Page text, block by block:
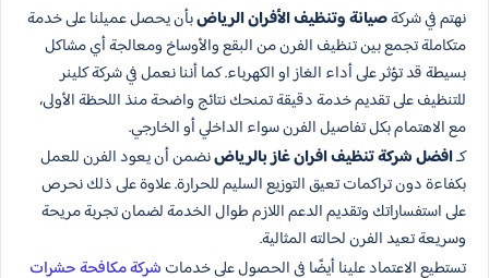
نهتم في شركةصيانة وتنظيف الأفران الرياضبأن يحصل عميلنا على خدمة
متكاملة تجمع بين تنظيف الفرن من البقع والأوساخ ومعالجة أي مشاكل
بسيطة قد تؤثر على أداء الغاز او الكهرباء. كما أننا نعمل في شركة كلينر
للتنظيف على تقديم خدمة دقيقة تمنحك نتائج واضحة منذ اللحظة الأولى،
مع الاهتمام بكل تفاصيل الفرن سواء الداخلي أو الخارجي.
كـافضل شركة تنظيف افران غاز بالرياضنضمن أن يعود الفرن للعمل
بكفاءة دون تراكمات تعيق التوزيع السليم للحرارة. علاوة على ذلك نحرص
على استفساراتك وتقديم الدعم اللازم طوال الخدمة لضمان تجربة مريحة
وسريعة تعيد الفرن لحالته المثالية.
تستطيع الاعتماد علينا أيضًا في الحصول على خدمات شركة مكافحة حشرات